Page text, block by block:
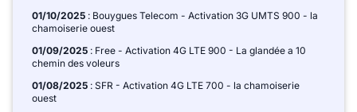
01/10/2025 : Bouygues Telecom - Activation 3G UMTS 900 - la
chamoiserie ouest
01/09/2025 : Free - Activation 4G LTE 900 - La glandée a 10
chemin des voleurs
01/08/2025 : SFR - Activation 4G LTE 700 - la chamoiserie
ouest